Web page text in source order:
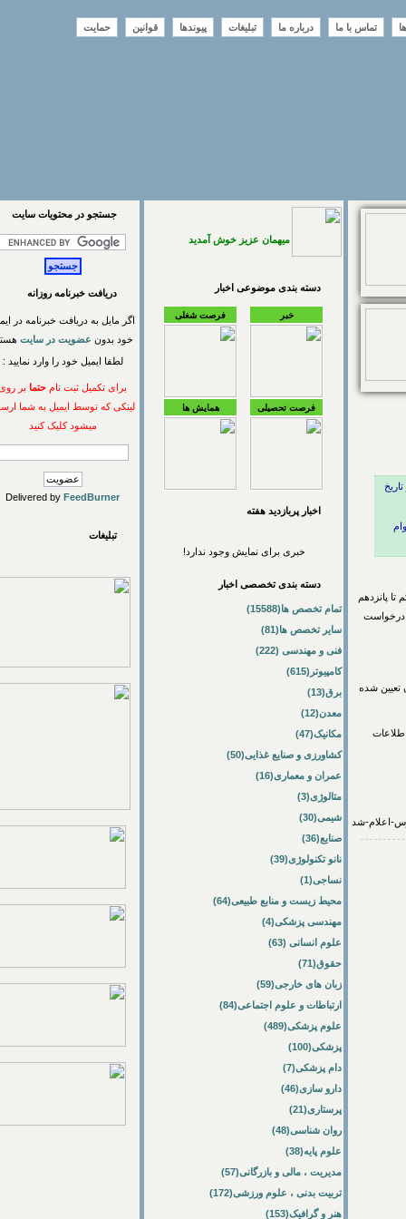
تماس با ما درباره ما تبلیغات پیوندها قوانین حمایت
از تاریخ
از تاریخ یکم تا پانزدهم
۱۰۰ میلیون تومان تعیین شده
میهمان عزیز خوش آمدید
دسته بندی موضوعی اخبار
فرصت شغلی
فرصت تحصیلی همایش ها
اخبار پربازديد هفته
خبری برای نمایش وجود ندارد!
دسته بندی تخصصی اخبار
تمام تخصص ها(15588)
سایر تخصص ها(81)
فنی و مهندسی (222)
کامپیوتر(615)
برق(13)
معدن(12)
مکانیک(47)
کشاورزی و صنایع غذایی(50)
عمران و معماری(16)
متالوژی(3)
شیمی(30)
صنایع(36)
نانو تکنولوژی(39)
نساجی(1)
محیط زیست و منابع طبیعی(64)
مهندسی پزشکی(4)
علوم انسانی (63)
حقوق(71)
زبان های خارجی(59)
ارتباطات و علوم اجتماعی(84)
علوم پزشکی(489)
پزشکی(100)
دام پزشکی(7)
دارو سازی(46)
پرستاری(21)
روان شناسی(48)
علوم پایه(38)
مدیریت ، مالی و بازرگانی(57)
تربیت بدنی ، علوم ورزشی(172)
هنر و گرافیک(153)
جستجو در محتويات سايت
دریافت خبرنامه روزانه
اگر مایل به دریافت خبرنامه در ایمیل
خود بدونعضویت در سایتهستید
لطفا ایمیل خود را وارد نمایید :
برای تکمیل ثبت نام حتمابر روی
لینکی که توسط ایمیل به شما ارسال
میشود کلیک کنید
Delivered byFeedBurner
تبلیغات